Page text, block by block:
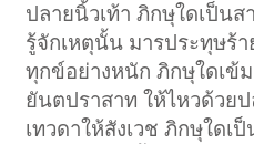
ปลายนิ้วเท้า ภิกษุใดเป็นส
รู้จักเหตุนั้น มารประทุษร้
ทุกข์อย่างหนัก ภิกษุใดเข้
ยันตปราสาท ให้ไหวด้วย
เทวดาให้สังเวช ภิกษุใดเ